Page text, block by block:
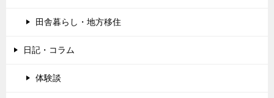
田舎暮らし・地方移住
日記・コラム
体験談